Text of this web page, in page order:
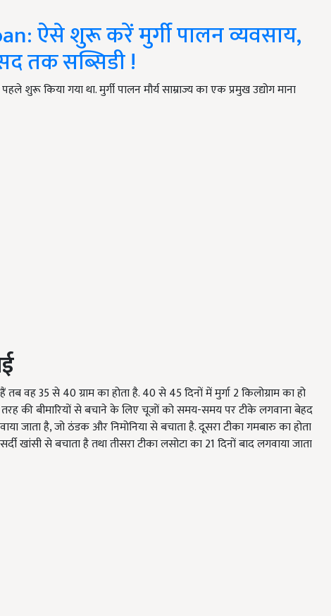
ऐसे शुरू करें मुर्गी पालन व्यवसाय,
तक सब्सिडी !
शुरू किया गया था. मुर्गी पालन मौर्य साम्राज्य का एक प्रमुख उद्योग माना
35 से 40 ग्राम का होता है. 40 से 45 दिनों में मुर्गा 2 किलोग्राम का हो
की बीमारियों से बचाने के लिए चूजों को समय-समय पर टीके लगवाना बेहद
जाता है, जो ठंडक और निमोनिया से बचाता है. दूसरा टीका गमबारु का होता
खांसी से बचाता है तथा तीसरा टीका लसोटा का 21 दिनों बाद लगवाया जाता